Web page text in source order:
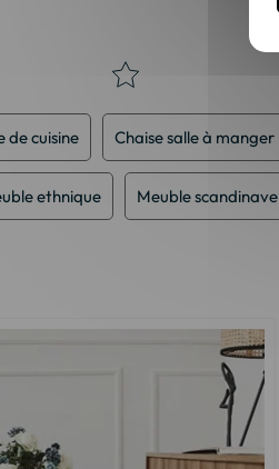
de cuisine Chaise salle à manger
ethnique Meuble scandinave